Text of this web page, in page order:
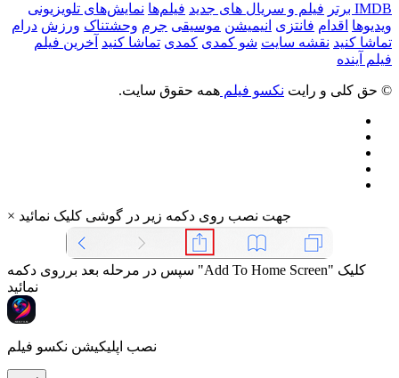
IMDB برتر فیلم و سریال های جدید فیلم‌ها نمایش‌های تلویزیونی
ویدیوها اقدام فانتزی انیمیشن موسیقی جرم وحشتناک ورزش درام
تماشا کنید نقشه سایت شو کمدی کمدی تماشا کنید آخرین فیلم
فیلم آینده
© حق کلی و رایت نکسو فیلم همه حقوق سایت.
× جهت نصب روی دکمه زیر در گوشی کلیک نمائید
سپس در مرحله بعد برروی دکمه "Add To Home Screen" کلیک
نمائید
نصب اپلیکیشن نکسو فیلم